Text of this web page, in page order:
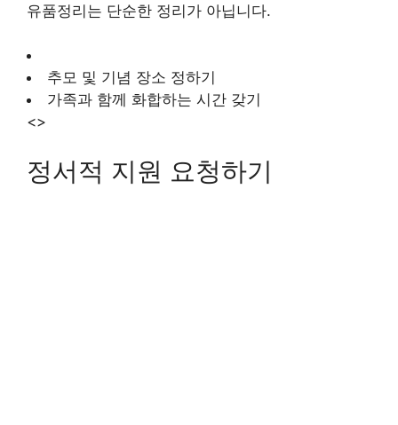
유품정리는 단순한 정리가 아닙니다.
추모 및 기념 장소 정하기
가족과 함께 화합하는 시간 갖기
<>
정서적 지원 요청하기